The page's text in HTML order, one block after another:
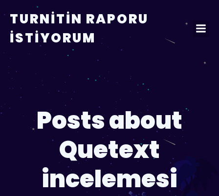
TURNITIN RAPORU
İSTIYORUM
Posts about
Quetext
incelemesi